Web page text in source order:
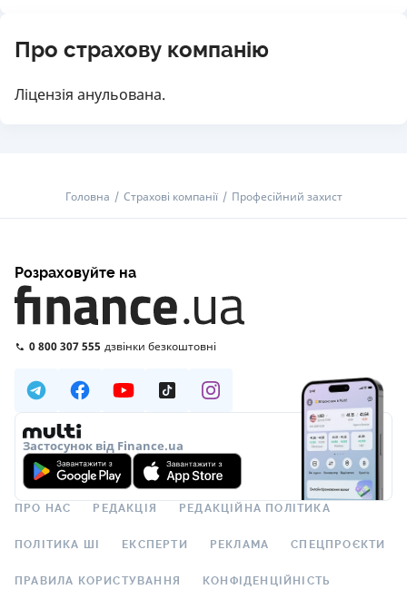
Про страхову компанію
Ліцензія анульована.
Головна Страхові компанії Професійний захист
Розраховуйте на
0 800 307 555 дзвінки безкоштовні
Застосунок від Finance.ua
ПРО НАС РЕДАКЦІЯ РЕДАКЦІЙНА ПОЛІТИКА
ПОЛІТИКА ШІ ЕКСПЕРТИ РЕКЛАМА СПЕЦПРОЄКТИ
ПРАВИЛА КОРИСТУВАННЯ КОНФІДЕНЦІЙНІСТЬ